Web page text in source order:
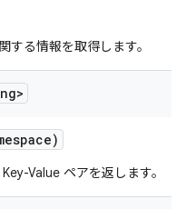
する情報を取得します。
Value ペアを返します。